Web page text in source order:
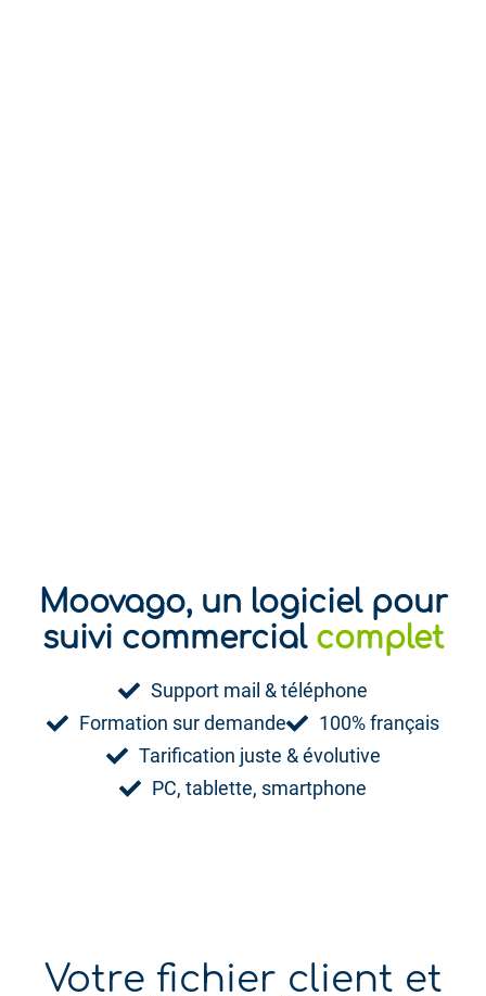
Moovago, un logiciel pour
suivi commercial
complet
ludique
Support mail & téléphone
Formation sur demande
100% français
Tarification juste & évolutive
PC, tablette, smartphone
Votre fichier client et